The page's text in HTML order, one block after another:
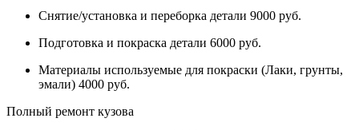
Снятие/установка и переборка детали 9000 руб.
Подготовка и покраска детали 6000 руб.
Материалы используемые для покраски (Лаки, грунты,
эмали) 4000 руб.
Полный ремонт кузова